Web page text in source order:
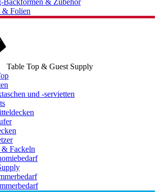
Backformen & Zubehör
& Folien
Table Top & Guest Supply
und -servietten
Fackeln